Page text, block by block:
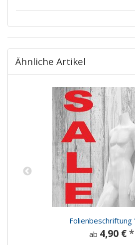
Ähnliche Artikel
Folienbeschriftung
ab 4,90 €*